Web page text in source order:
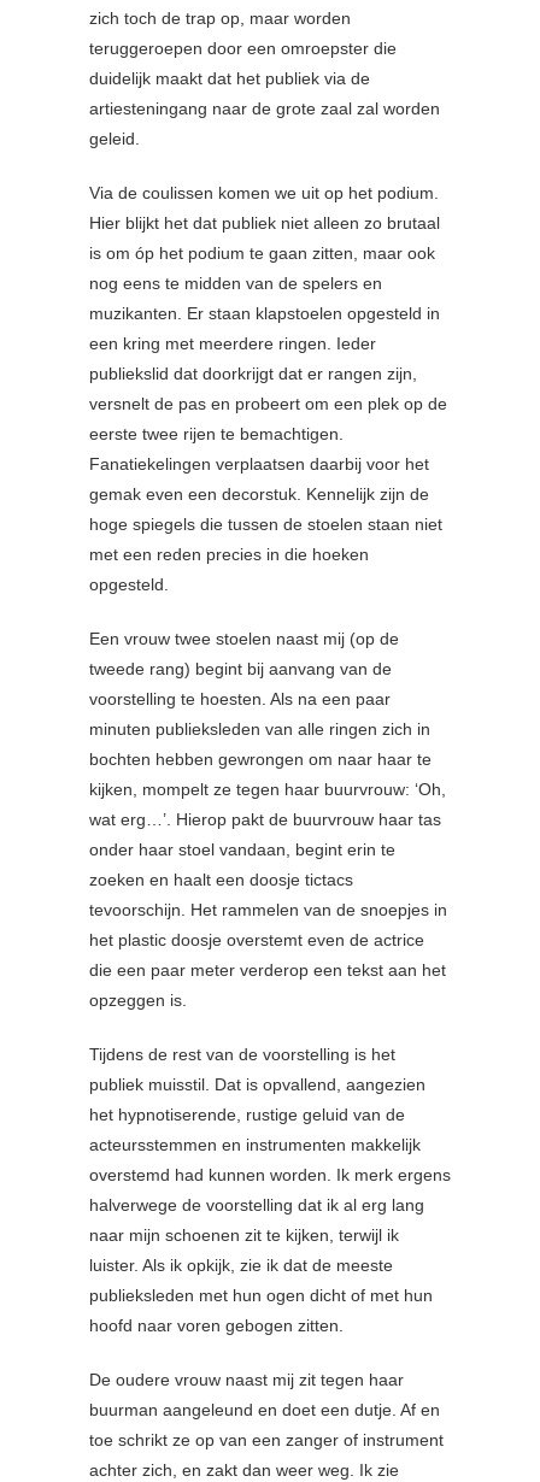
zich toch de trap op, maar worden
teruggeroepen door een omroepster die
duidelijk maakt dat het publiek via de
artiesteningang naar de grote zaal zal worden
geleid.
Via de coulissen komen we uit op het podium.
Hier blijkt het dat publiek niet alleen zo brutaal
is om óp het podium te gaan zitten, maar ook
nog eens te midden van de spelers en
muzikanten. Er staan klapstoelen opgesteld in
een kring met meerdere ringen. Ieder
publiekslid dat doorkrijgt dat er rangen zijn,
versnelt de pas en probeert om een plek op de
eerste twee rijen te bemachtigen.
Fanatiekelingen verplaatsen daarbij voor het
gemak even een decorstuk. Kennelijk zijn de
hoge spiegels die tussen de stoelen staan niet
met een reden precies in die hoeken
opgesteld.
Een vrouw twee stoelen naast mij (op de
tweede rang) begint bij aanvang van de
voorstelling te hoesten. Als na een paar
minuten publieksleden van alle ringen zich in
bochten hebben gewrongen om naar haar te
kijken, mompelt ze tegen haar buurvrouw: ‘Oh,
wat erg…’. Hierop pakt de buurvrouw haar tas
onder haar stoel vandaan, begint erin te
zoeken en haalt een doosje tictacs
tevoorschijn. Het rammelen van de snoepjes in
het plastic doosje overstemt even de actrice
die een paar meter verderop een tekst aan het
opzeggen is.
Tijdens de rest van de voorstelling is het
publiek muisstil. Dat is opvallend, aangezien
het hypnotiserende, rustige geluid van de
acteursstemmen en instrumenten makkelijk
overstemd had kunnen worden. Ik merk ergens
halverwege de voorstelling dat ik al erg lang
naar mijn schoenen zit te kijken, terwijl ik
luister. Als ik opkijk, zie ik dat de meeste
publieksleden met hun ogen dicht of met hun
hoofd naar voren gebogen zitten.
De oudere vrouw naast mij zit tegen haar
buurman aangeleund en doet een dutje. Af en
toe schrikt ze op van een zanger of instrument
achter zich, en zakt dan weer weg. Ik zie